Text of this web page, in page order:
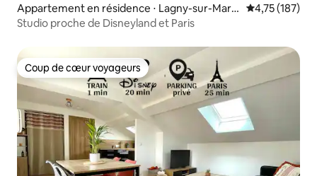
Appartement en résidence ⋅ Lagny-sur-Marn
e
Évaluation
4,75 (187)
Studio proche de Disneyland et Paris
Coup de cœur voyageurs
Coup de cœur voyageurs